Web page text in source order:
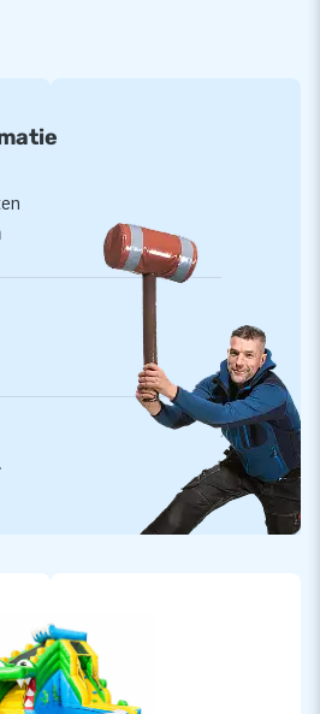
service en levering. Zij